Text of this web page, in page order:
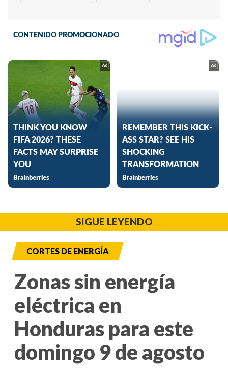
SIGUE LEYENDO
CORTES DE ENERGÍA
Zonas sin energía
eléctrica en
Honduras para este
domingo 9 de agosto